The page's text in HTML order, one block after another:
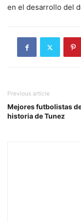
en el desarrollo del
Previous article
Mejores futbolistas
historia de Tunez